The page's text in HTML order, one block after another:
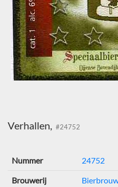
Verhallen, #24752
Nummer
24752
Brouwerij